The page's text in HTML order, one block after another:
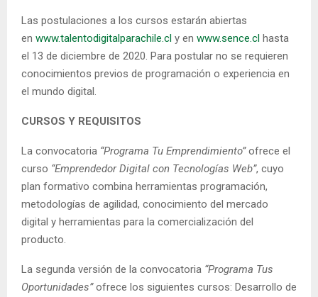
Las postulaciones a los cursos estarán abiertas
en www.talentodigitalparachile.cl y en www.sence.cl hasta
el 13 de diciembre de 2020. Para postular no se requieren
conocimientos previos de programación o experiencia en
el mundo digital.
CURSOS Y REQUISITOS
La convocatoria “Programa Tu Emprendimiento”ofrece el
curso “Emprendedor Digital con Tecnologías Web”, cuyo
plan formativo combina herramientas programación,
metodologías de agilidad, conocimiento del mercado
digital y herramientas para la comercialización del
producto.
La segunda versión de la convocatoria “Programa Tus
Oportunidades”ofrece los siguientes cursos: Desarrollo de